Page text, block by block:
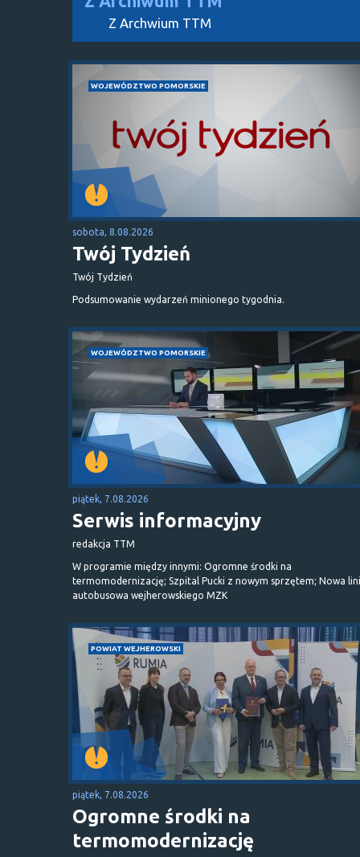
Z Archwium TTM
WOJEWÓDZTWO POMORSKIE
sobota, 8.08.2026
Twój Tydzień
Twój Tydzień
Podsumowanie wydarzeń minionego tygodnia.
WOJEWÓDZTWO POMORSKIE
piątek, 7.08.2026
Serwis informacyjny
redakcja TTM
W programie między innymi: Ogromne środki na
termomodernizację; Szpital Pucki z nowym sprzętem; Nowa
autobusowa wejherowskiego MZK
POWIAT WEJHEROWSKI
piątek, 7.08.2026
Ogromne środki na
termomodernizację